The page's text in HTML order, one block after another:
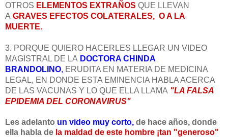
OTROS ELEMENTOS EXTRAÑOS QUE LLEVAN
A GRAVES EFECTOS COLATERALES, O A LA
MUERTE.
3. PORQUE QUIERO HACERLES LLEGAR UN VIDEO
MAGISTRAL DE LA DOCTORA CHINDA
BRANDOLINO, ERUDITA EN MATERIA DE MEDICINA
LEGAL, EN DONDE ESTA EMINENCIA HABLA ACERCA
DE LAS VACUNAS Y LO QUE ELLA LLAMA "LA FALSA
EPIDEMIA DEL CORONAVIRUS"
Les adelanto un video muy corto, de hace años, donde
ella habla de la maldad de este hombre ¡tan "generoso"